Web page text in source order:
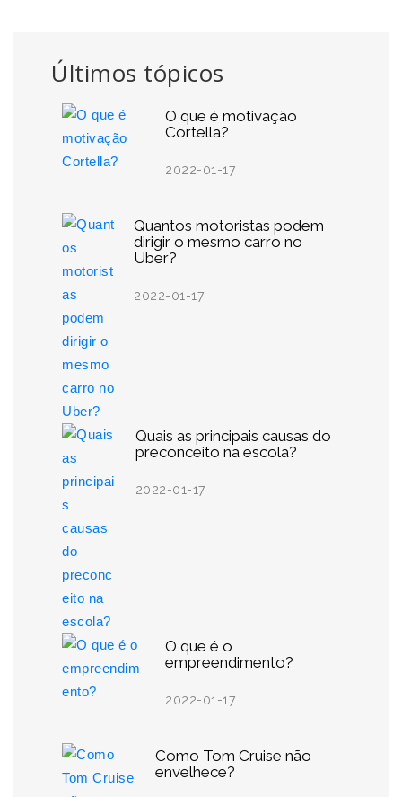
Últimos tópicos
O que é motivação
Cortella?
2022-01-17
Quantos motoristas podem
dirigir o mesmo carro no
Uber?
2022-01-17
Quais as principais causas do
preconceito na escola?
2022-01-17
O que é o
empreendimento?
2022-01-17
Como Tom Cruise não
envelhece?